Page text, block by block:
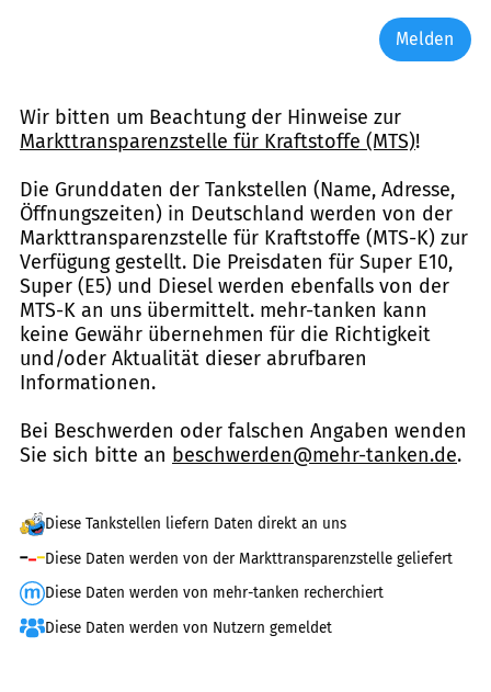
Melden
Wir bitten um Beachtung der Hinweise zur
Markttransparenzstelle für Kraftstoffe (MTS)!
Die Grunddaten der Tankstellen (Name, Adresse,
Öffnungszeiten) in Deutschland werden von der
Markttransparenzstelle für Kraftstoffe (MTS-K) zur
Verfügung gestellt. Die Preisdaten für Super E10,
Super (E5) und Diesel werden ebenfalls von der
MTS-K an uns übermittelt. mehr-tanken kann
keine Gewähr übernehmen für die Richtigkeit
und/oder Aktualität dieser abrufbaren
Informationen.
Bei Beschwerden oder falschen Angaben wenden
Sie sich bitte an beschwerden@mehr-tanken.de.
Diese Tankstellen liefern Daten direkt an uns
Diese Daten werden von der Markttransparenzstelle geliefert
Diese Daten werden von mehr-tanken recherchiert
Diese Daten werden von Nutzern gemeldet